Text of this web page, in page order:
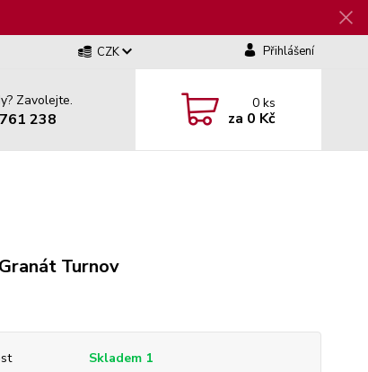
CZK Přihlášení
Zavolejte.
238
0ks
za 0 Kč
Turnov
Skladem 1